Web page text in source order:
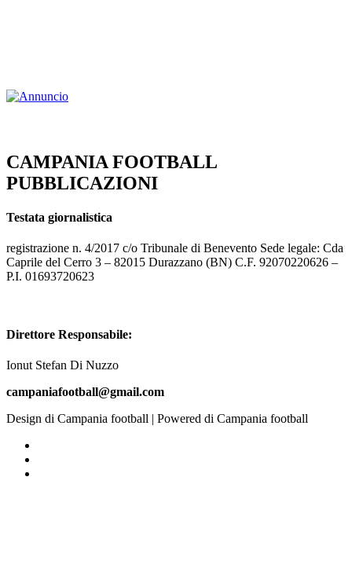
CAMPANIA FOOTBALL
PUBBLICAZIONI
Testata giornalistica
registrazione n. 4/2017 c/o Tribunale di Benevento Sede legale: Cda
Caprile del Cerro 3 – 82015 Durazzano (BN) C.F. 92070220626 –
P.I. 01693720623
Direttore Responsabile:
Ionut Stefan Di Nuzzo
campaniafootball@gmail.com
Design di Campania football | Powered di Campania football